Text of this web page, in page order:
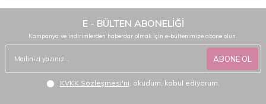
E - BÜLTEN ABONELİĞİ
Kampanya ve indirimlerden haberdar olmak için e-bültenimize abone olun.
ABONE OL
KVKK Sözleşmesi'ni, okudum, kabul ediyorum.